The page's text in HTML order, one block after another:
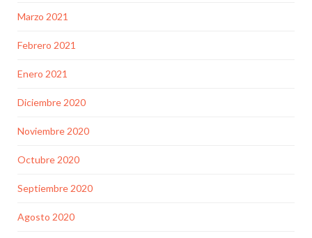
Marzo 2021
Febrero 2021
Enero 2021
Diciembre 2020
Noviembre 2020
Octubre 2020
Septiembre 2020
Agosto 2020